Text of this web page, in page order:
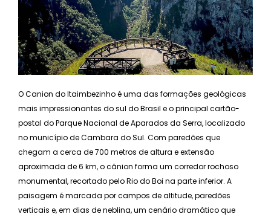
O Canion do Itaimbezinho é uma das formações geológicas
mais impressionantes do sul do Brasil e o principal cartão-
postal do Parque Nacional de Aparados da Serra, localizado
no município de Cambara do Sul. Com paredões que
chegam a cerca de 700 metros de altura e extensão
aproximada de 6 km, o cânion forma um corredor rochoso
monumental, recortado pelo Rio do Boi na parte inferior. A
paisagem é marcada por campos de altitude, paredões
verticais e, em dias de neblina, um cenário dramático que